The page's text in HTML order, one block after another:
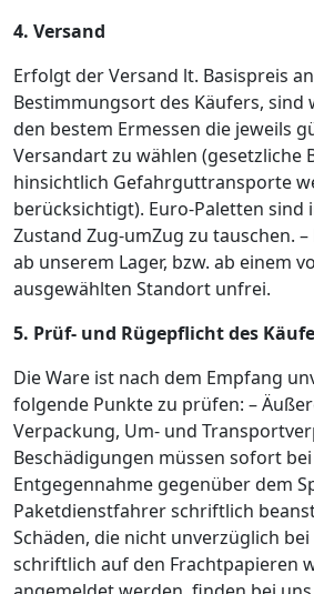
4. Versand
Erfolgt der Versand lt. Basispreis
Bestimmungsort des Käufers, sind
den bestem Ermessen die jeweils
Versandart zu wählen (gesetzliche
hinsichtlich Gefahrguttransporte
berücksichtigt). Euro-Paletten sind
Zustand Zug-umZug zu tauschen.
ab unserem Lager, bzw. ab einem
ausgewählten Standort unfrei.
5. Prüf- und Rügepflicht des
Die Ware ist nach dem Empfang
folgende Punkte zu prüfen: –
Verpackung, Um- und
Beschädigungen müssen sofort
Entgegennahme gegenüber dem
Paketdienstfahrer schriftlich
Schäden, die nicht unverzüglich
schriftlich auf den Frachtpapieren